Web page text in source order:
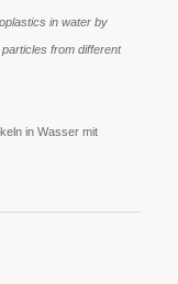
in water by
from different
in Wasser mit